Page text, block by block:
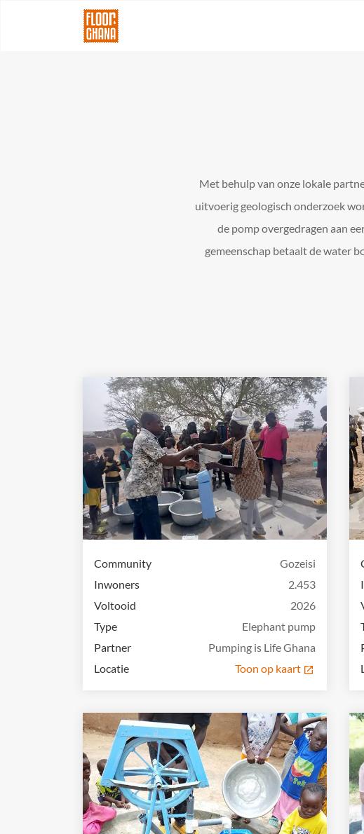
Met behulp van onze lokale
uitvoerig geologisch onderzoek
de pomp overgedragen aan
gemeenschap betaalt de water
Community
Gozeisi
Inwoners
2.453
Voltooid
2026
Type
Elephant pump
Partner
Pumping is Life Ghana
Locatie
Toon op kaart